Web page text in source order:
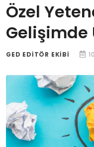
Özel
Gelişimde
GED EDITÖR EKIBI